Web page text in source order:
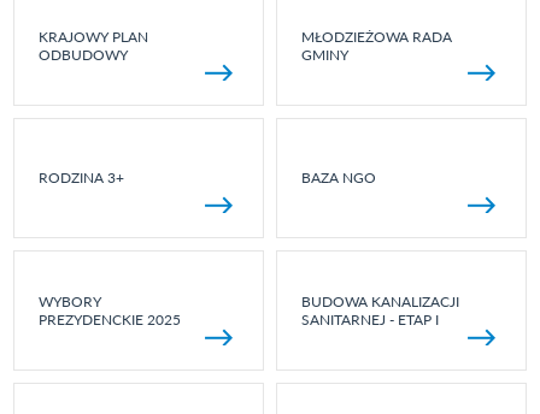
KRAJOWY PLAN
ODBUDOWY
MŁODZIEŻOWA RADA
GMINY
RODZINA 3+ BAZA NGO
WYBORY
PREZYDENCKIE 2025
BUDOWA KANALIZACJI
SANITARNEJ - ETAP I